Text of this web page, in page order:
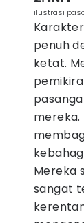
ilustrasi
penuh
ketat.
Mereka
sangat